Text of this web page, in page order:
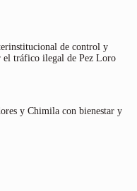
de control y
el tráfico ilegal de Pez Loro
y Chimila con bienestar y